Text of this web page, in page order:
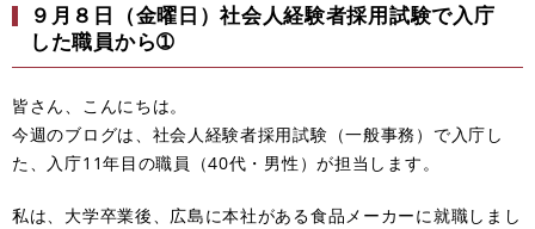
９月８日（金曜日）社会人経験者採用試験で入庁
した職員から➀
皆さん、こんにちは。
今週のブログは、社会人経験者採用試験（一般事務）で入庁し
た、入庁11年目の職員（40代・男性）が担当します。
私は、大学卒業後、広島に本社がある食品メーカーに就職しまし